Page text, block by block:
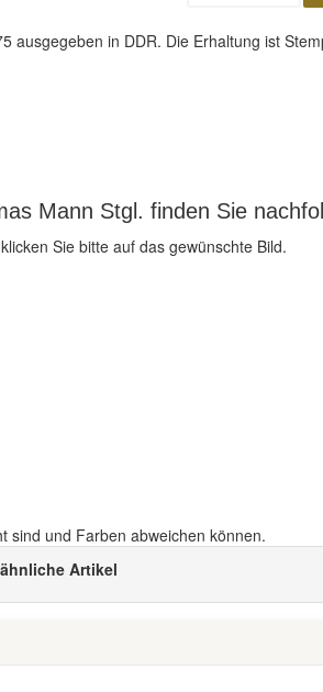
ausgegeben in DDR. Die Erhaltung ist
Mann Stgl. finden Sie
Sie bitte auf das gewünschte Bild.
sind und Farben abweichen können.
Artikel